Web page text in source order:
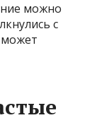
можно
с
может